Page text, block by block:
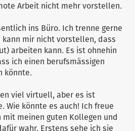
Arbeit nicht mehr vorstellen.
ins Büro. Ich trenne gerne
kann mir nicht vorstellen, dass
arbeiten kann. Es ist ohnehin
ich einen berufsmässigen
könnte.
viel virtuell, aber es ist
Wie könnte es auch! Ich freue
mit meinen guten Kollegen und
wahr. Erstens sehe ich sie